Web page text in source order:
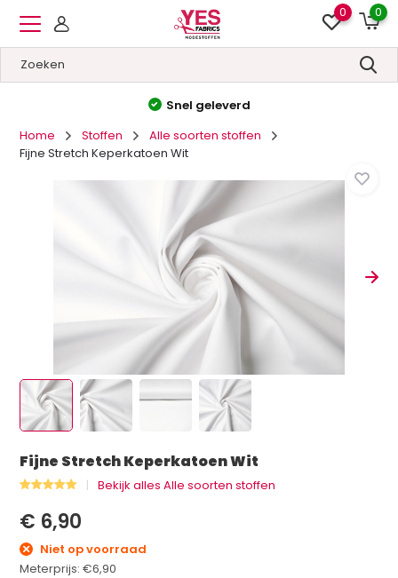
0 0
Hoge kwaliteit&Lage prijzen
Home
Stoffen
Alle soorten stoffen
Fijne Stretch Keperkatoen Wit
Fijne Stretch Keperkatoen Wit
Bekijk alles Alle soorten stoffen
€ 6,90
Niet op voorraad
Meterprijs:€6,90